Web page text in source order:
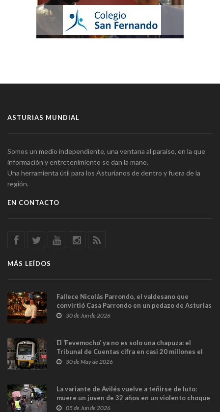
ASTURIAS MUNDIAL
Somos un medio independiente, una ventana al paraíso, en la que
información y entretenimiento se dan la mano.
Una herramienta útil para los Asturianos de dentro y fuera de la
región.
EN CONTACTO
MÁS LEÍDOS
Fallece Nicolás Parrondo, el valdesano que
convirtió Casa Parrondo en un pedazo de Asturias
en Madrid
30 de Jun de 2026
El ‘Fevemocho’ ya no es solo una chapuza: el
Tribunal de Cuentas cifra en casi 20 millones el
sobrecoste de los trenes que no cabían por los
30 de May de 2026
La variante de Avilés vuelve a teñirse de luto:
muere un joven de 32 años en un violento choque
frontal
05 de Jun de 2026